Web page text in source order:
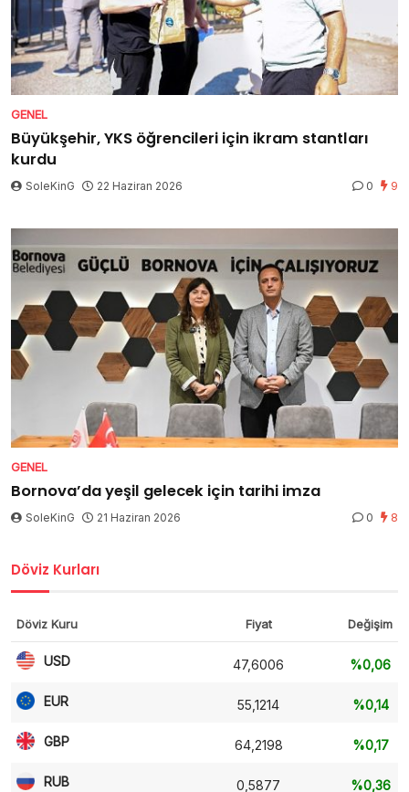
GENEL
Büyükşehir, YKS öğrencileri için ikram stantları
kurdu
SoleKinG 22 Haziran 2026 0 9
GENEL
Bornova’da yeşil gelecek için tarihi imza
SoleKinG 21 Haziran 2026 0 8
Döviz Kurları
Döviz Kuru Fiyat Değişim
USD 47,6006 %0,06
EUR 55,1214 %0,14
GBP 64,2198 %0,17
RUB 0,5877 %0,36